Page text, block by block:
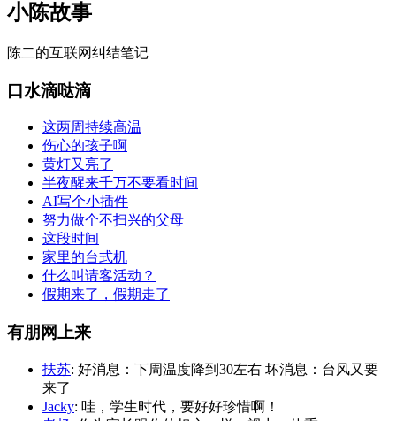
小陈故事
陈二的互联网纠结笔记
口水滴哒滴
这两周持续高温
伤心的孩子啊
黄灯又亮了
半夜醒来千万不要看时间
AI写个小插件
努力做个不扫兴的父母
这段时间
家里的台式机
什么叫请客活动？
假期来了，假期走了
有朋网上来
扶苏: 好消息：下周温度降到30左右 坏消息：台风又要
来了
Jacky: 哇，学生时代，要好好珍惜啊！